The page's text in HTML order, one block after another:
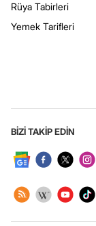
Rüya Tabirleri
Yemek Tarifleri
BİZİ TAKİP EDİN